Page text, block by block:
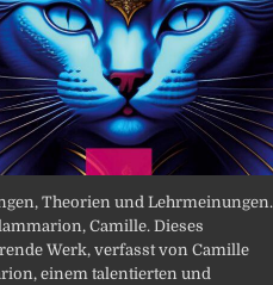
Theorien und Lehrmeinungen.
Camille. Dieses
Werk, verfasst von Camille
einem talentierten und